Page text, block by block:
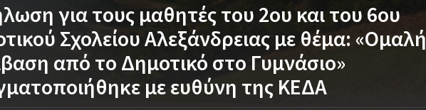
για τους μαθητές του 2ου και του 6ου
Σχολείου Αλεξάνδρειας με θέμα: «Ομαλή
από το Δημοτικό στο Γυμνάσιο»
με ευθύνη της ΚΕΔΑ